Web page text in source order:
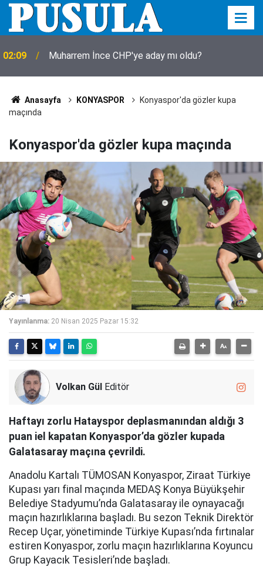
02:09 Muharrem İnce CHP'ye aday mı oldu?
Anasayfa KONYASPOR
Konyaspor'da gözler kupa
maçında
Konyaspor'da gözler kupa maçında
Yayınlanma: 20 Nisan 2025 Pazar 15:32
Volkan Gül Editör
Haftayı zorlu Hatayspor deplasmanından aldığı 3
puan iel kapatan Konyaspor’da gözler kupada
Galatasaray maçına çevrildi.
Anadolu Kartalı TÜMOSAN Konyaspor, Ziraat Türkiye
Kupası yarı final maçında MEDAŞ Konya Büyükşehir
Belediye Stadyumu’nda Galatasaray ile oynayacağı
maçın hazırlıklarına başladı. Bu sezon Teknik Direktör
Recep Uçar, yönetiminde Türkiye Kupası’nda fırtınalar
estiren Konyaspor, zorlu maçın hazırlıklarına Koyuncu
Grup Kayacık Tesisleri’nde başladı.